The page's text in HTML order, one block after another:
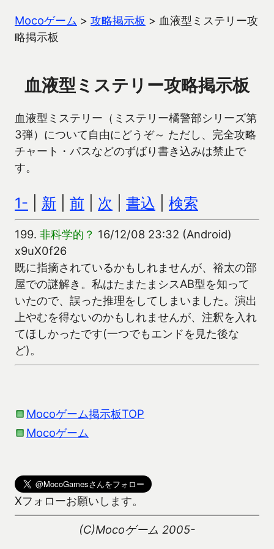
Mocoゲーム > 攻略掲示板 > 血液型ミステリー攻
略掲示板
血液型ミステリー攻略掲示板
血液型ミステリー（ミステリー橘警部シリーズ第
3弾）について自由にどうぞ～ ただし、完全攻略
チャート・パスなどのずばり書き込みは禁止で
す。
1- 新 前 次 書込 検索
199. 非科学的？ 16/12/08 23:32 (Android)
x9uX0f26
既に指摘されているかもしれませんが、裕太の部
屋での謎解き。私はたまたまシスAB型を知って
いたので、誤った推理をしてしまいました。演出
上やむを得ないのかもしれませんが、注釈を入れ
てほしかったです(一つでもエンドを見た後な
ど)。
Mocoゲーム掲示板TOP
Mocoゲーム
Xフォローお願いします。
(C)Mocoゲーム 2005-